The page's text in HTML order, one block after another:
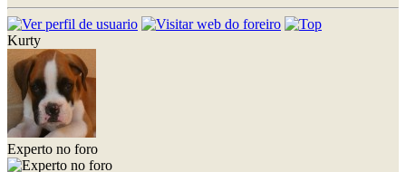
Kurty
Experto no foro